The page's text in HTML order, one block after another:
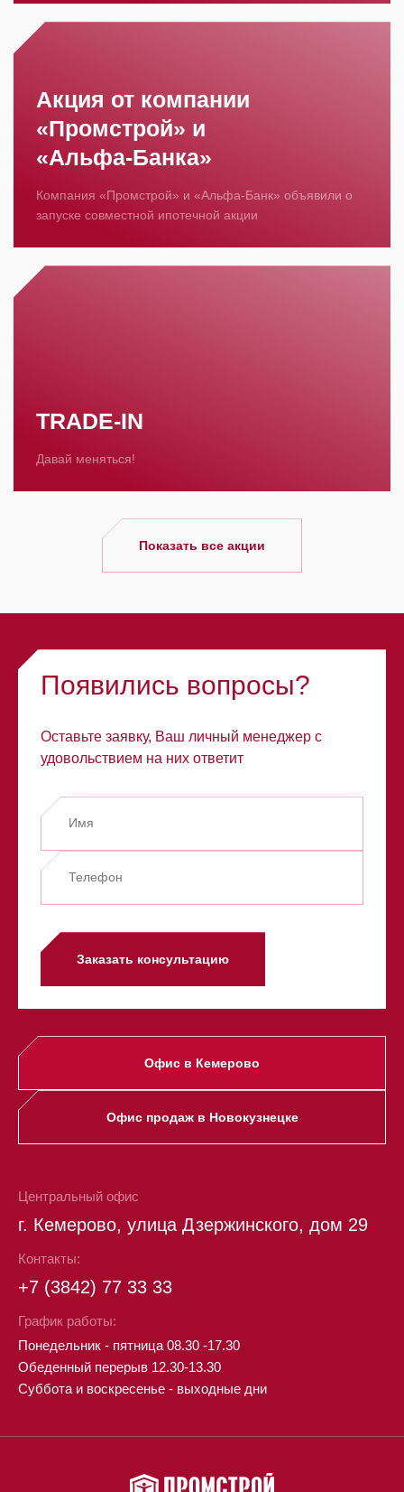
Акция от компании
«Промстрой» и
«Альфа‑Банка»
Компания «Промстрой» и «Альфа‑Банк» объявили о
запуске совместной ипотечной акции
TRADE-IN
Давай меняться!
Показать все акции
Появились вопросы?
Оставьте заявку, Ваш личный менеджер с
удовольствием на них ответит
Заказать консультацию
Офис в Кемерово
Офис продаж в Новокузнецке
Центральный офис
г. Кемерово, улица Дзержинского, дом 29
Контакты:
+7 (3842) 77 33 33
График работы:
Понедельник - пятница 08.30 -17.30
Обеденный перерыв 12.30-13.30
Суббота и воскресенье - выходные дни